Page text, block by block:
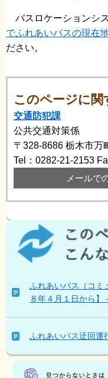
バスロケーションシス
でふれあいバスの現在
ださい。
このページに
交通防犯課
公共交通対策係
〒328-8686 栃木市
Tel：0282-21-2153
メールで
こ
ペ
を
て
い
る
人
は
ふれあいバス（コミ
８年４月１日から】
ふれあいバス迂回運